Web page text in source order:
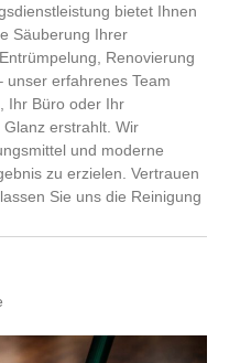
bietet Ihnen
Säuberung Ihrer
Renovierung
erfahrenes Team
Ihr Büro oder Ihr
erstrahlt. Wir
und moderne
zu erzielen. Vertrauen
Sie uns die Reinigung